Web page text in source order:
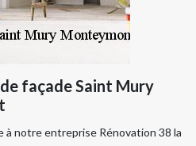
façade Saint Mury
à notre entreprise Rénovation 38 la